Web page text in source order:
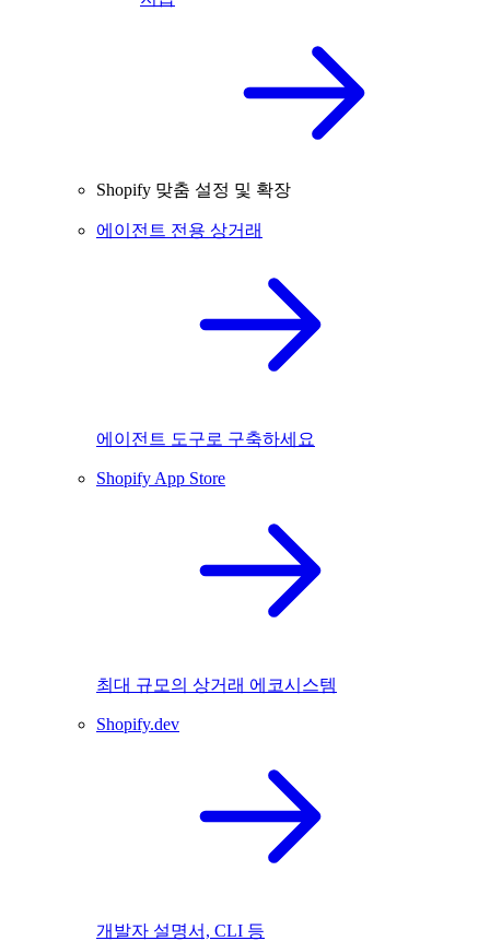
Shopify 맞춤 설정 및 확장
에이전트 전용 상거래
에이전트 도구로 구축하세요
Shopify App Store
최대 규모의 상거래 에코시스템
Shopify.dev
개발자 설명서, CLI 등